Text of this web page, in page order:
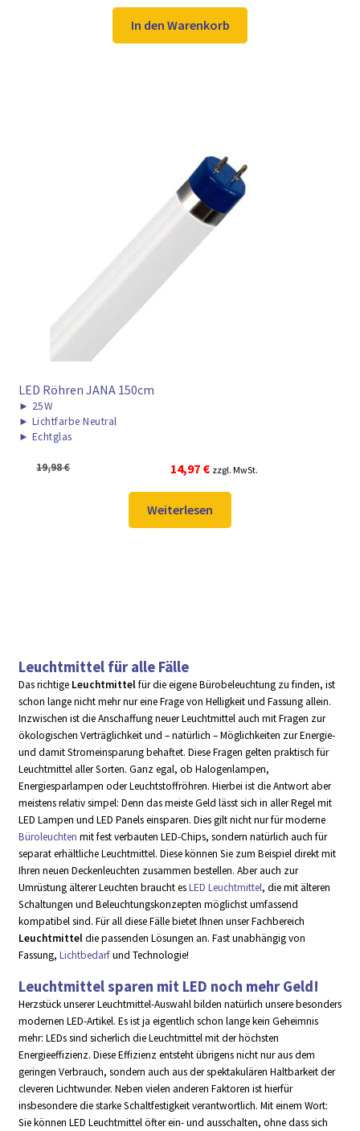
war:
17,98 €
ist:
13,97 €.
In den Warenkorb
LED Röhren JANA 150cm
► 25W
► Lichtfarbe Neutral
► Echtglas
19,98€
Ursprünglicher
war:
19,98 €
14,97 €Aktueller
ist:
14,97 €.
zzgl. MwSt.
Weiterlesen
Leuchtmittel für alle Fälle
Das richtige Leuchtmittelfür die eigene Bürobeleuchtung zu finden, ist
schon lange nicht mehr nur eine Frage von Helligkeit und Fassung allein.
Inzwischen ist die Anschaffung neuer Leuchtmittel auch mit Fragen zur
ökologischen Verträglichkeit und – natürlich – Möglichkeiten zur Energie-
und damit Stromeinsparung behaftet. Diese Fragen gelten praktisch für
Leuchtmittel aller Sorten. Ganz egal, ob Halogenlampen,
Energiesparlampen oder Leuchtstoffröhren. Hierbei ist die Antwort aber
meistens relativ simpel: Denn das meiste Geld lässt sich in aller Regel mit
LED Lampen und LED Panels einsparen. Dies gilt nicht nur für moderne
Büroleuchten mit fest verbauten LED-Chips, sondern natürlich auch für
separat erhältliche Leuchtmittel. Diese können Sie zum Beispiel direkt mit
Ihren neuen Deckenleuchten zusammen bestellen. Aber auch zur
Umrüstung älterer Leuchten braucht esLED Leuchtmittel, die mit älteren
Schaltungen und Beleuchtungskonzepten möglichst umfassend
kompatibel sind. Für all diese Fälle bietet Ihnen unser Fachbereich
Leuchtmitteldie passenden Lösungen an. Fast unabhängig von
Fassung, Lichtbedarfund Technologie!
Leuchtmittel sparen mit LED noch mehr Geld!
Herzstück unserer Leuchtmittel-Auswahl bilden natürlich unsere besonders
modernen LED-Artikel. Es ist ja eigentlich schon lange kein Geheimnis
mehr: LEDs sind sicherlich die Leuchtmittel mit der höchsten
Energieeffizienz. Diese Effizienz entsteht übrigens nicht nur aus dem
geringen Verbrauch, sondern auch aus der spektakulären Haltbarkeit der
cleveren Lichtwunder. Neben vielen anderen Faktoren ist hierfür
insbesondere die starke Schaltfestigkeit verantwortlich. Mit einem Wort:
Sie können LED Leuchtmittel öfter ein- und ausschalten, ohne dass sich